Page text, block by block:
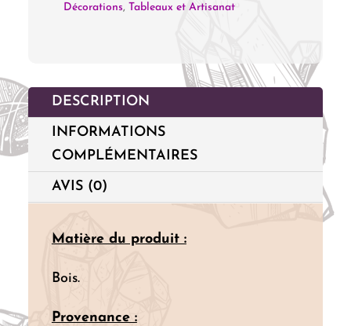
Décorations, Tableaux et Artisanat
DESCRIPTION
INFORMATIONS
COMPLÉMENTAIRES
AVIS (0)
Matière du produit :
Bois.
Provenance :